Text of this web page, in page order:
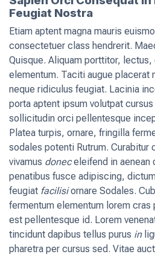
Feugiat Nostra
Etiam aptent magna mauris
consectetuer class hendrerit.
Quisque. Aliquam porttitor, lectus,
elementum. Taciti augue placerat
neque ridiculus feugiat. Lacinia
porta aptent ipsum volutpat
sollicitudin orci pellentesque
Platea turpis, ornare, fringilla
sodales potenti Rutrum. Curabitur
vivamus doneceleifend in aenean
penatibus fusce adipiscing,
feugiat facilisiornare Sodales.
fermentum elementum lorem cras
est pellentesque id. Lorem
tincidunt dapibus tellus purus in
pharetra per cursus sed. Vitae